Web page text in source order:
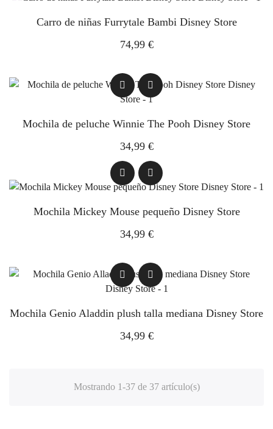
Carro de niñas Furrytale Bambi Disney Store
74,99 €
Mochila de peluche Winnie The Pooh Disney Store
34,99 €
Mochila Mickey Mouse pequeño Disney Store
34,99 €
Mochila Genio Aladdin plush talla mediana Disney Store
34,99 €
Mostrando 1-37 de 37 artículo(s)